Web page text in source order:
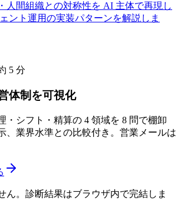
人間組織との対称性を AI 主体で再現し
ント運用の実装パターンを解説しま
5 分
体制を可視化
・シフト・精算の 4 領域を 8 問で棚卸
、業界水準との比較付き。営業メールは
ん。診断結果はブラウザ内で完結しま